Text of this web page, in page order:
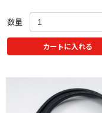
数量
カートに入れる